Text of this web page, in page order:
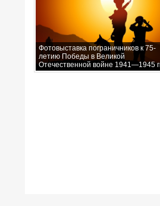
Фотовыставка пограничников к 75-
летию Победы в Великой
Отечественной войне 1941—1945